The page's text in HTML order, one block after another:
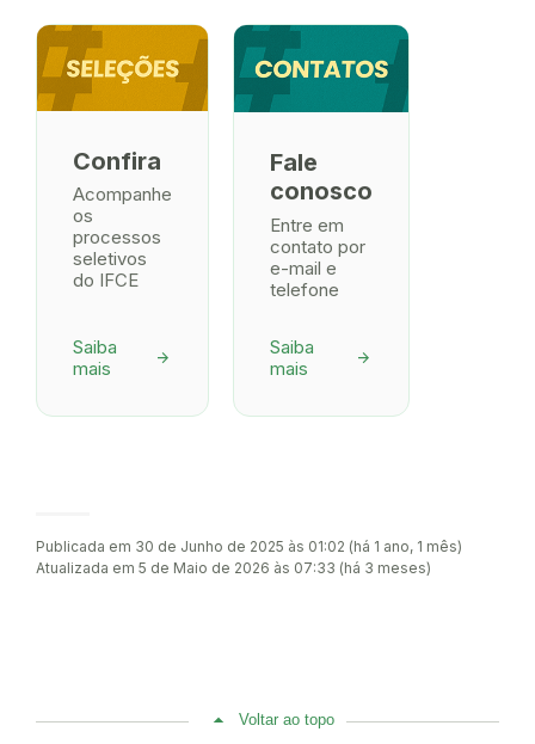
Confira
Acompanhe
os
processos
seletivos
do IFCE
Saiba
mais
arrow_forward
Fale
conosco
Entre em
contato por
e-mail e
telefone
Saiba
mais
arrow_forward
Publicada em 30 de Junho de 2025 às 01:02 (há 1 ano, 1 mês)
Atualizada em 5 de Maio de 2026 às 07:33 (há 3 meses)
Voltar ao topo